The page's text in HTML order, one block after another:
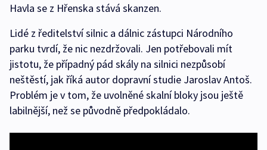
Havla se z Hřenska stává skanzen.
Lidé z ředitelství silnic a dálnic zástupci Národního
parku tvrdí, že nic nezdržovali. Jen potřebovali mít
jistotu, že případný pád skály na silnici nezpůsobí
neštěstí, jak říká autor dopravní studie Jaroslav Antoš.
Problém je v tom, že uvolněné skalní bloky jsou ještě
labilnější, než se původně předpokládalo.